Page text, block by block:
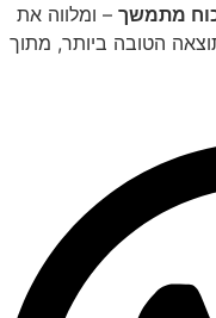
כוח מתמשך – ומלווה את
הטובה ביותר, מתוך